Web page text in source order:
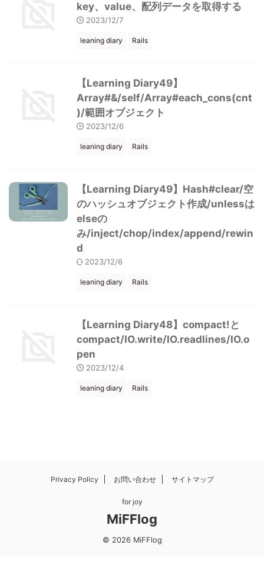
key、value、配列データを取得する
2023/12/7
leaning diary Rails
【Learning Diary49】
Array#&/self/Array#each_cons(cnt
)/範囲オブジェクト
2023/12/6
leaning diary Rails
【Learning Diary49】Hash#clear/空
のハッシュオブジェクト作成/unlessは
elseの
み/inject/chop/index/append/rewin
d
2023/12/6
leaning diary Rails
【Learning Diary48】compact!と
compact/IO.write/IO.readlines/IO.o
pen
2023/12/4
leaning diary Rails
Privacy Policy お問い合わせ サイトマップ
for joy
MiFFlog
© 2026 MiFFlog